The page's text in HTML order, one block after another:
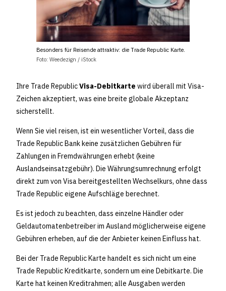
Besonders für Reisende attraktiv: die Trade Republic Karte.
Foto: Weedezign / iStock
Ihre Trade RepublicVisa-Debitkarte wird überall mit Visa-
Zeichen akzeptiert, was eine breite globale Akzeptanz
sicherstellt.
Wenn Sie viel reisen, ist ein wesentlicher Vorteil, dass die
Trade Republic Bank keine zusätzlichen Gebühren für
Zahlungen in Fremdwährungen erhebt (keine
Auslandseinsatzgebühr). Die Währungsumrechnung erfolgt
direkt zum von Visa bereitgestellten Wechselkurs, ohne dass
Trade Republic eigene Aufschläge berechnet.
Es ist jedoch zu beachten, dass einzelne Händler oder
Geldautomatenbetreiber im Ausland möglicherweise eigene
Gebühren erheben, auf die der Anbieter keinen Einfluss hat.
Bei der Trade Republic Karte handelt es sich nicht um eine
Trade Republic Kreditkarte, sondern um eine Debitkarte. Die
Karte hat keinen Kreditrahmen; alle Ausgaben werden